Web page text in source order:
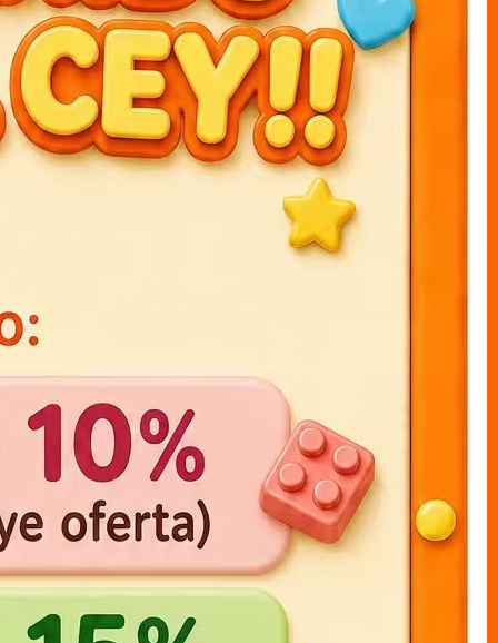
ARTÍCULOS RECOMENDADOS
Agendas 3D K-POP 15x21cm